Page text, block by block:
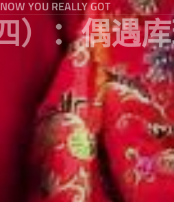
NOW YOU REALLY GOT
）：偶遇